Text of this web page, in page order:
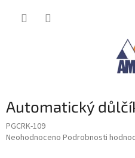
Automatický
PGCRK-109
Průměrné
Neohodnoceno Podrobnosti